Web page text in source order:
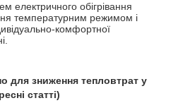
електричного обігрівання
температурним режимом і
комфортної
для зниження тепловтрат у
статті)